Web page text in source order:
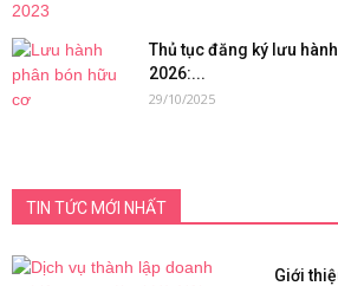
Thủ tục đăng ký lưu
2026:...
29/10/2025
TIN TỨC MỚI NHẤT
Giới